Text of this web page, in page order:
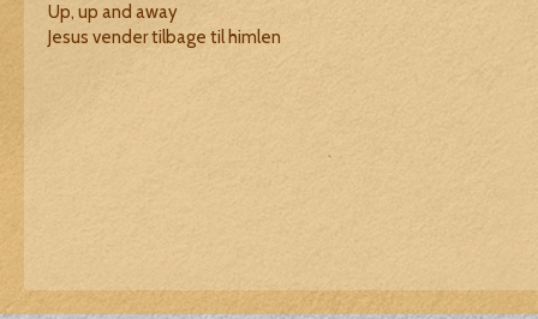
Up, up and away
Jesus vender tilbage til himlen